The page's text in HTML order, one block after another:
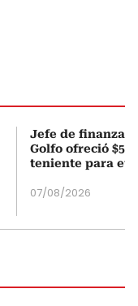
Jefe de finanzas
Golfo ofreció
teniente para
07/08/2026